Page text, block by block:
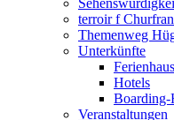
terroir f
Themenweg
Unterkünfte
Hotels
Boarding-
Veranstaltungen